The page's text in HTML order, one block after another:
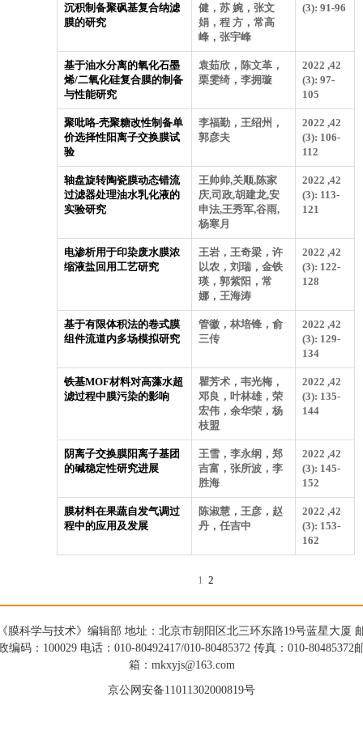
沉积制备聚砜基复合纳滤
膜的研究
健，苏 婉，张文
娟，程 方，常高
峰，张宇峰
(3): 91-96
基于油水分离的氧化石墨
烯/二氧化硅复合膜的制备
与性能研究
袁茹欣，陈文革，
栗雯绮，李拥璇
2022 ,42
(3): 97-
105
聚吡咯-壳聚糖改性制备单
价选择性阳离子交换膜试
验
李福勤，王绍州，
郭彦夫
2022 ,42
(3): 106-
112
轴盘旋转陶瓷膜动态错流
过滤器处理油水乳化液的
实验研究
王帅帅,关顺,陈家
庆,司政,胡建龙,安
申法,王秀军,谷雨,
杨寒月
2022 ,42
(3): 113-
121
电渗析用于印染废水膜浓
缩液盐回用工艺研究
王岩，王奇梁，许
以农，刘瑞，金铁
瑛，郭紫阳，常
娜，王海涛
2022 ,42
(3): 122-
128
基于有限体积法的卷式膜
组件流道内多场模拟研究
管徽，林培锋，俞
三传
2022 ,42
(3): 129-
134
铁基MOF材料对高藻水超
滤过程中膜污染的影响
瞿芳术，韦光梅，
邓良，叶林雄，荣
宏伟，余华荣，杨
枝盟
2022 ,42
(3): 135-
144
阴离子交换膜阳离子基团
的碱稳定性研究进展
王雪，李永纲，郑
吉富，张所波，李
胜海
2022 ,42
(3): 145-
152
膜材料在果蔬自发气调过
程中的应用及发展
陈淑慧，王彦，赵
丹，任吉中
2022 ,42
(3): 153-
162
1 2
膜科学与技术》编辑部 地址：北京市朝阳区北三环东路19号蓝星大厦
编码：100029 电话：010-80492417/010-80485372 传真：010-80485372
箱：mkxyjs@163.com
京公网安备11011302000819号